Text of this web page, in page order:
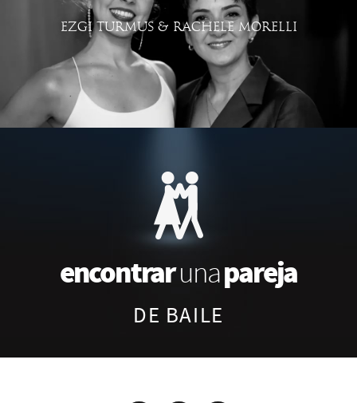
EZGI TURMUS & RACHELE MORELLI
encontrarunapareja
DE BAILE